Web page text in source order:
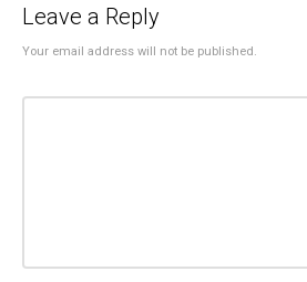
Leave a Reply
Your email address will not be published.